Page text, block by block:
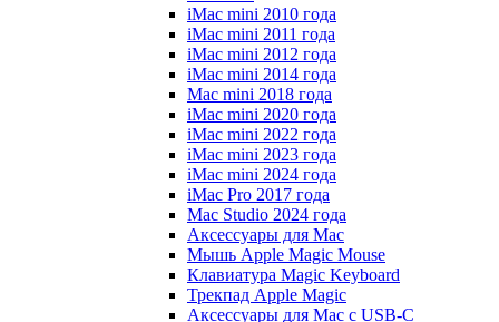
iMac mini 2010 года
iMac mini 2011 года
iMac mini 2012 года
iMac mini 2014 года
Mac mini 2018 года
iMac mini 2020 года
iMac mini 2022 года
iMac mini 2023 года
iMac mini 2024 года
iMac Pro 2017 года
Mac Studio 2024 года
Аксессуары для Mac
Мышь Apple Magic Mouse
Клавиатура Magic Keyboard
Трекпад Apple Magic
Аксессуары для Mac с USB-C